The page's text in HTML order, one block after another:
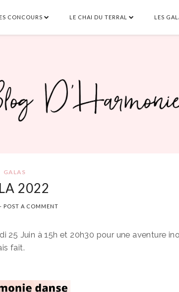
CONCOURS LE CHAI DU TERRAL LES
SEARCH THIS BLOG
GALAS
2022
- POST A COMMENT
25 Juin à 15h et 20h30 pour une aventure
fait.